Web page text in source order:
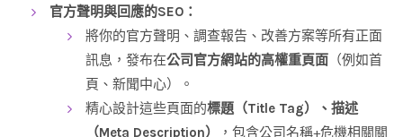
官方聲明與回應的SEO：
將你的官方聲明、調查報告、改善方案等所有正面
訊息，發布在公司官方網站的高權重頁面 （例如首
頁、新聞中心）。
精心設計這些頁面的標題（Title Tag）、描述
（Meta Description）
，包含公司名稱+危機相關關